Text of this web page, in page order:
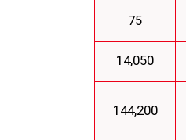
75
14,050
144,200